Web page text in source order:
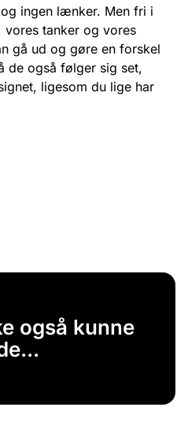
ingen lænker. Men fri i
vores tanker og vores
gå ud og gøre en forskel
de også følger sig set,
ligesom du lige har
også kunne